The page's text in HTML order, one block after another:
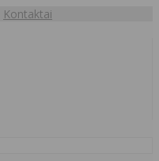
Kontaktai